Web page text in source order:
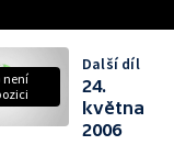
není
Další díl
24.
května
2006